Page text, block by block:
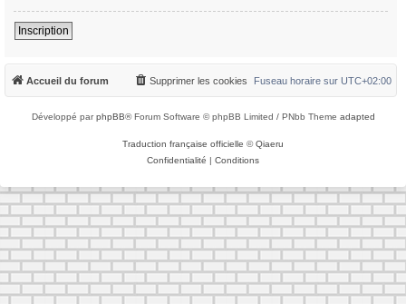
Inscription
Accueil du forum Fuseau horaire sur UTC+02:00
Supprimer les cookies
Développé parphpBB® Forum Software © phpBB Limited / PNbb Theme adapted
Traduction française officielle ©Qiaeru
Confidentialité | Conditions